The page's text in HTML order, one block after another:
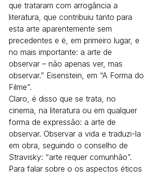
que trataram com arrogância a
literatura, que contribuiu tanto para
esta arte aparentemente sem
precedentes e é, em primeiro lugar, e
no mais importante: a arte de
observar – não apenas ver, mas
observar.” Eisenstein, em “A Forma do
Filme”.
Claro, é disso que se trata, no
cinema, na literatura ou em qualquer
forma de expressão: a arte de
observar. Observar a vida e traduzi-la
em obra, seguindo o conselho de
Stravisky: “arte requer comunhão”.
Para falar sobre o os aspectos éticos